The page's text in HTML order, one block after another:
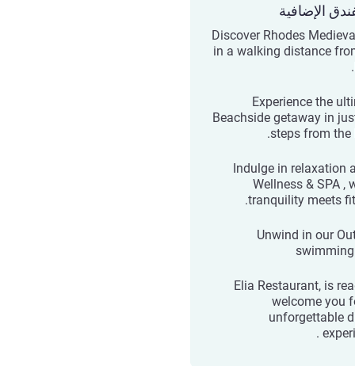
الإضافية
Discover Rhodes
in a walking distance
Experience the
Beachside getaway in
steps from the
Indulge in relaxation
Wellness & SPA ,
tranquility meets
Unwind in our
Elia Restaurant, is
welcome you
unforgettable